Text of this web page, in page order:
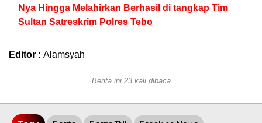
Nya Hingga Melahirkan Berhasil di tangkap Tim
Sultan Satreskrim Polres Tebo
Editor : Alamsyah
Berita ini 23 kali dibaca